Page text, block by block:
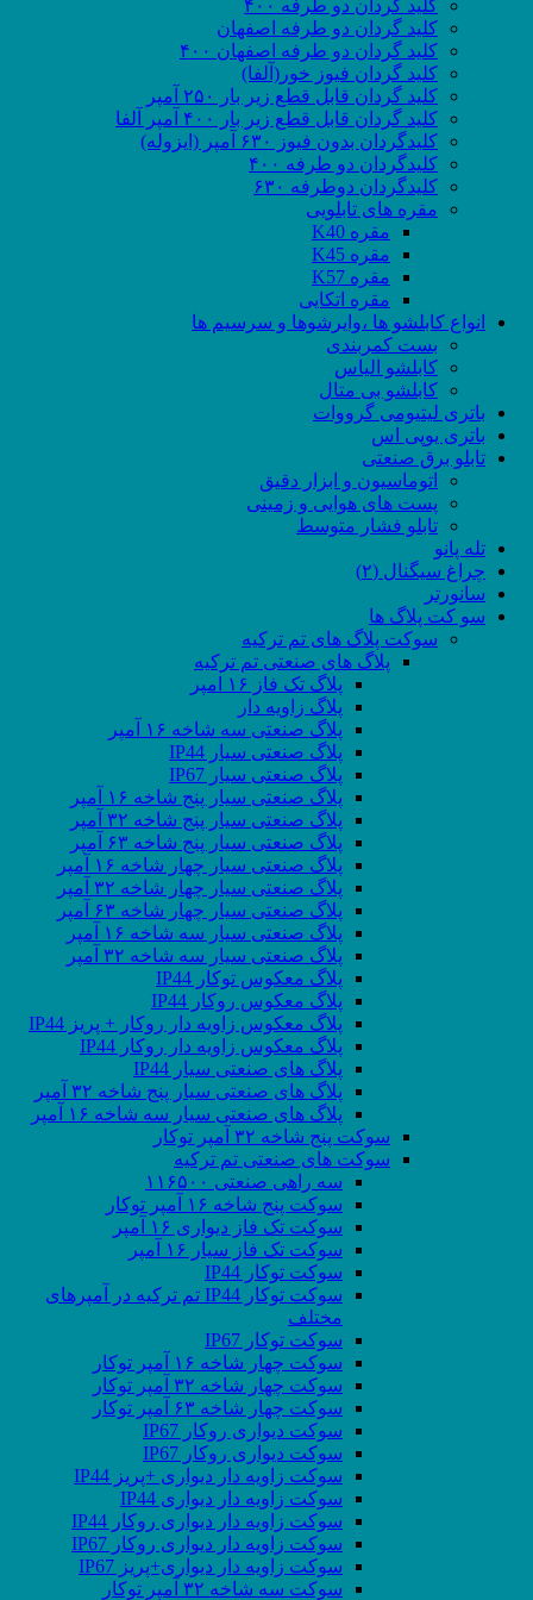
کلید گردان دو طرفه ۴۰۰
کلید گردان دو طرفه اصفهان
کلید گردان دو طرفه اصفهان ۴۰۰
کلید گردان فیوز خور(آلفا)
کلید گردان قابل قطع زیر بار ۲۵۰ آمپر
کلید گردان قابل قطع زیر بار ۴۰۰ آمپر آلفا
کلیدگردان بدون فیوز ۶۳۰ آمپر (ایزوله)
کلیدگردان دو طرفه ۴۰۰
کلیدگردان دوطرفه ۶۳۰
مقره های تابلویی
مقره K40
مقره K45
مقره K57
مقره اتکایی
انواع کابلشو ها ،وایرشوها و سرسیم ها
بست کمربندی
کابلشو الیاس
کابلشو بی متال
باتری لیتیومی گرووات
باتری یوپی اس
تابلو برق صنعتی
اتوماسیون و ابزار دقیق
پست های هوایی و زمینی
تابلو فشار متوسط
تله پانو
چراغ سیگنال (۲)
سانورتر
سو کت پلاگ ها
سوکت پلاگ های تم ترکیه
پلاگ های صنعتی تم ترکیه
پلاگ تک فاز ۱۶ امپر
پلاگ زاویه دار
پلاگ صنعتی سه شاخه ۱۶ آمپر
پلاگ صنعتی سیار IP44
پلاگ صنعتی سیار IP67
پلاگ صنعتی سیار پنج شاخه ۱۶ آمپر
پلاگ صنعتی سیار پنج شاخه ۳۲ آمپر
پلاگ صنعتی سیار پنج شاخه ۶۳ آمپر
پلاگ صنعتی سیار چهار شاخه ۱۶ آمپر
پلاگ صنعتی سیار چهار شاخه ۳۲ آمپر
پلاگ صنعتی سیار چهار شاخه ۶۳ آمپر
پلاگ صنعتی سیار سه شاخه ۱۶ آمپر
پلاگ صنعتی سیار سه شاخه ۳۲ آمپر
پلاگ معکوس توکار IP44
پلاگ معکوس روکار IP44
پلاگ معکوس زاویه دار روکار + پریز IP44
پلاگ معکوس زاویه دار روکار IP44
پلاگ های صنعتی سیار IP44
پلاگ های صنعتی سیار پنج شاخه ۳۲ آمپر
پلاگ های صنعتی سیار سه شاخه ۱۶ آمپر
سوکت پنج شاخه ۳۲ آمپر توکار
سوکت های صنعتی تم ترکیه
سه راهی صنعتی ۱۱۶۵۰۰
سوکت پنج شاخه ۱۶ آمپر توکار
سوکت تک فاز دیواری ۱۶ آمپر
سوکت تک فاز سیار ۱۶ آمپر
سوکت توکار IP44
سوکت توکار IP44 تم ترکیه در آمپرهای
مختلف
سوکت توکار IP67
سوکت چهار شاخه ۱۶ آمپر توکار
سوکت چهار شاخه ۳۲ آمپر توکار
سوکت چهار شاخه ۶۳ آمپر توکار
سوکت دیواری روکار IP67
سوکت دیواری روکار IP67
سوکت زاویه دار دیواری +پریز IP44
سوکت زاویه دار دیواری IP44
سوکت زاویه دار دیواری روکار IP44
سوکت زاویه دار دیواری روکار IP67
سوکت زاویه دار دیواری+پریز IP67
سوکت سه شاخه ۳۲ آمپر توکار